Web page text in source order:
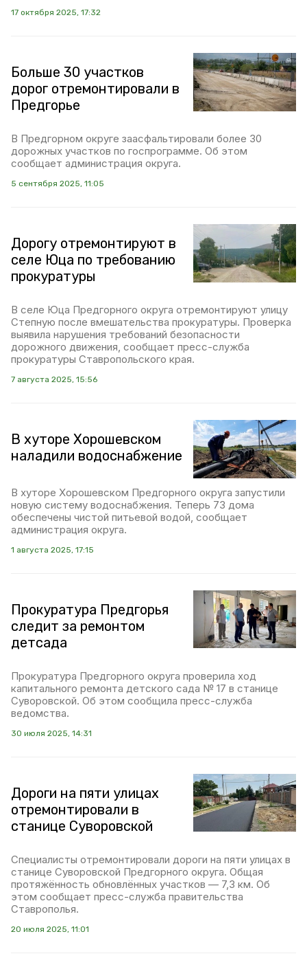
17 октября 2025, 17:32
Больше 30 участков
дорог отремонтировали в
Предгорье
В Предгорном округе заасфальтировали более 30
дорожных участков по госпрограмме. Об этом
сообщает администрация округа.
5 сентября 2025, 11:05
Дорогу отремонтируют в
селе Юца по требованию
прокуратуры
В селе Юца Предгорного округа отремонтируют улицу
Степную после вмешательства прокуратуры. Проверка
выявила нарушения требований безопасности
дорожного движения, сообщает пресс-служба
прокуратуры Ставропольского края.
7 августа 2025, 15:56
В хуторе Хорошевском
наладили водоснабжение
В хуторе Хорошевском Предгорного округа запустили
новую систему водоснабжения. Теперь 73 дома
обеспечены чистой питьевой водой, сообщает
администрация округа.
1 августа 2025, 17:15
Прокуратура Предгорья
следит за ремонтом
детсада
Прокуратура Предгорного округа проверила ход
капитального ремонта детского сада № 17 в станице
Суворовской. Об этом сообщила пресс-служба
ведомства.
30 июля 2025, 14:31
Дороги на пяти улицах
отремонтировали в
станице Суворовской
Специалисты отремонтировали дороги на пяти улицах в
станице Суворовской Предгорного округа. Общая
протяжённость обновлённых участков — 7,3 км. Об
этом сообщает пресс-служба правительства
Ставрополья.
20 июля 2025, 11:01